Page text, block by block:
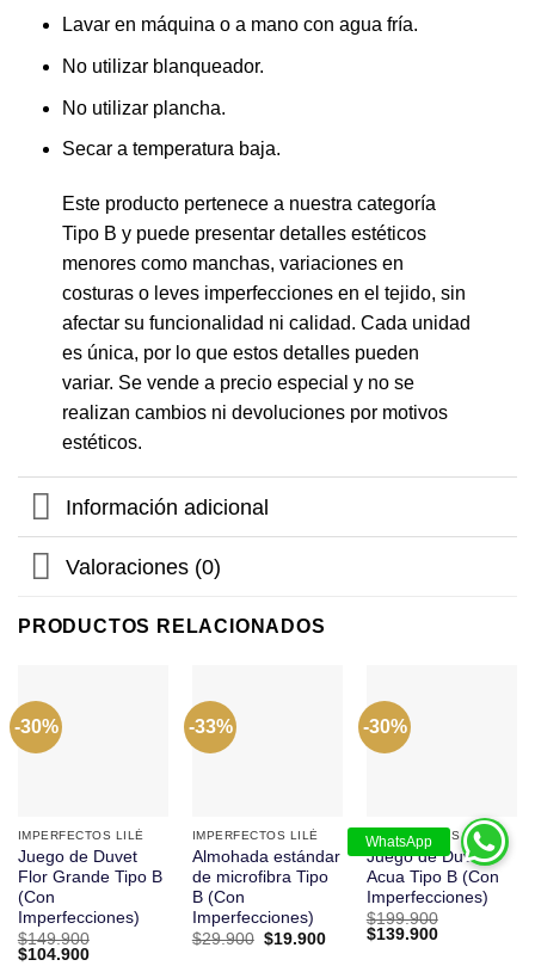
Lavar en máquina o a mano con agua fría.
No utilizar blanqueador.
No utilizar plancha.
Secar a temperatura baja.
Este producto pertenece a nuestra categoría
Tipo B y puede presentar detalles estéticos
menores como manchas, variaciones en
costuras o leves imperfecciones en el tejido, sin
afectar su funcionalidad ni calidad. Cada unidad
es única, por lo que estos detalles pueden
variar. Se vende a precio especial y no se
realizan cambios ni devoluciones por motivos
estéticos.
Información adicional
Valoraciones (0)
PRODUCTOS RELACIONADOS
-30%
IMPERFECTOS LILÉ
Juego de Duvet
Flor Grande Tipo B
(Con
Imperfecciones)
$149.900
El
$104.900El
-33%
IMPERFECTOS LILÉ
Almohada estándar
de microfibra Tipo
B (Con
Imperfecciones)
$29.900 El
$19.900El
-30%
IMPERFECTOS LILÉ
Juego de Duvet
Acua Tipo B (Con
Imperfecciones)
$199.900
El
$139.900El